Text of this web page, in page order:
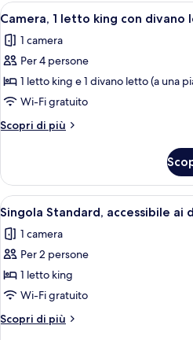
Apri
tutte
le
foto
per
Camera,
1
letto
con
divano
letto
9
Camera, 1 letto king con divano
1 camera
Per 4 persone
1 letto king e 1 divano letto (a una
Wi-Fi gratuito
Scopri di più
Altri
1
letto
king
divano
letto
Apri
tutte
le
foto
per
Singola
Standard,
accessibile
9
Singola Standard, accessibile ai
1 camera
Per 2 persone
1 letto king
Wi-Fi gratuito
Scopri di più
Altri